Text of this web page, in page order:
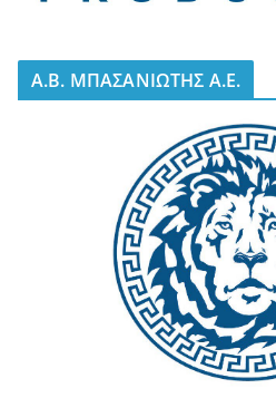
A.B. ΜΠΑΣΑΝΙΩΤΗΣ Α.Ε.